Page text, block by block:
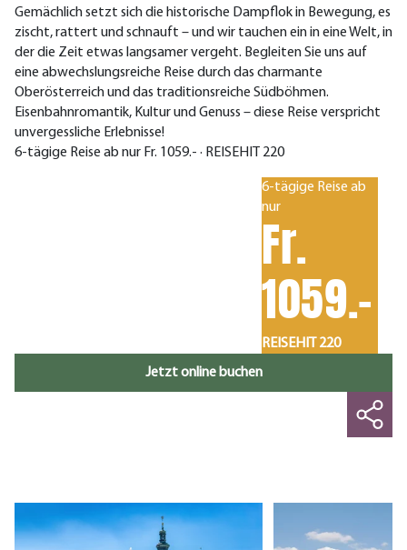
Gemächlich setzt sich die historische Dampflok in Bewegung, es
zischt, rattert und schnauft – und wir tauchen ein in eine Welt, in
der die Zeit etwas langsamer vergeht. Begleiten Sie uns auf
eine abwechslungsreiche Reise durch das charmante
Oberösterreich und das traditionsreiche Südböhmen.
Eisenbahnromantik, Kultur und Genuss – diese Reise verspricht
unvergessliche Erlebnisse!
6-tägige Reise ab nur Fr. 1059.- · REISEHIT 220
6-tägige Reise ab
nur
Fr.
1059.-
REISEHIT 220
Jetzt online buchen